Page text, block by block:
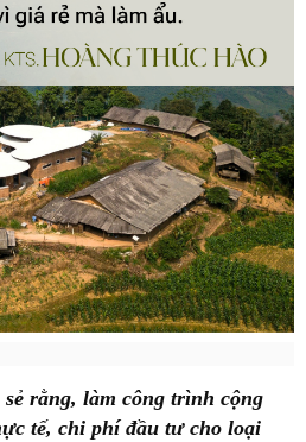
rằng, làm công trình cộng
tế, chi phí đầu tư cho loại